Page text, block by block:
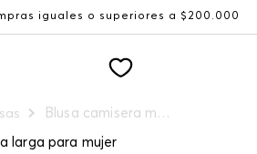
iguales o superiores a $200.000
Blusa camisera manga larga para mujer